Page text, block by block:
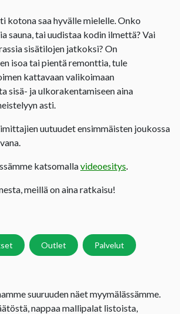
kotona saa hyvälle mielelle. Onko
sauna, tai uudistaa kodin ilmettä? Vai
sisätilojen jatkoksi? On
isoa tai pientä remonttia, tule
kattavaan valikoimaan
sisä- ja ulkorakentamiseen aina
asti.
uutuudet ensimmäisten joukossa
katsomallavideoesitys.
meillä on aina ratkaisu!
Outlet Palvelut
suuruuden näet myymälässämme.
nappaa mallipalat listoista,